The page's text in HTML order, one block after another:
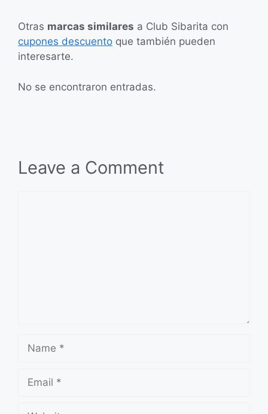
Otras marcas similares a Club Sibarita con
cupones descuento que también pueden
interesarte.
No se encontraron entradas.
Leave a Comment